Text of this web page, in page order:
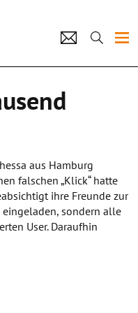
Kontakt
aus Hamburg
falschen „Klick“ hatte
ihre Freunde zur
eingeladen, sondern alle
User. Daraufhin
angekündigten
Am Ende stand dann
sondern auch ein